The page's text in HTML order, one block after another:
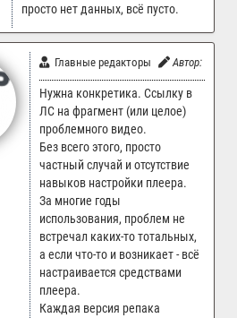
просто нет данных, всё пусто.
Главные редакторы Автор:
Нужна конкретика. Ссылку в
ЛС на фрагмент (или целое)
проблемного видео.
Без всего этого, просто
частный случай и отсутствие
навыков настройки плеера.
За многие годы
использования, проблем не
встречал каких-то тотальных,
а если что-то и возникает - всё
настраивается средствами
плеера.
Каждая версия репака